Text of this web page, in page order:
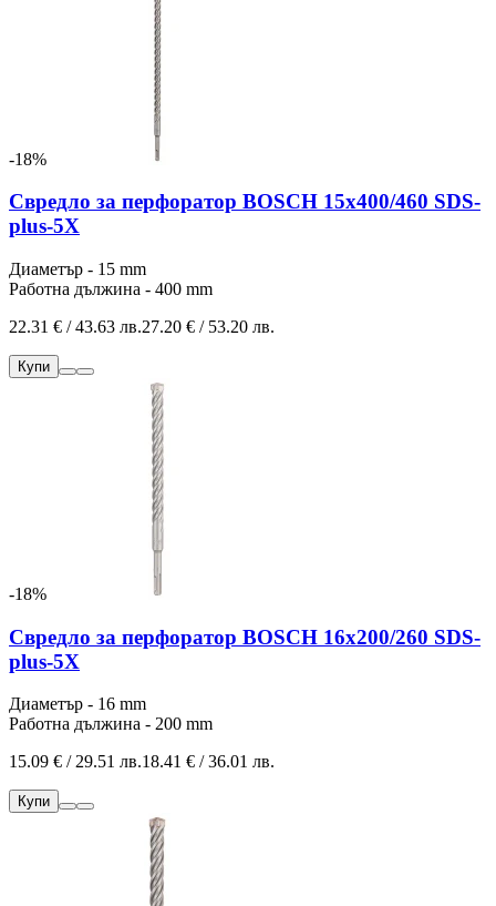
-18%
Свредло за перфоратор BOSCH 15x400/460 SDS-
plus-5Х
Диаметър - 15 mm
Работна дължина - 400 mm
22.31 € / 43.63 лв.27.20 € / 53.20 лв.
Купи
-18%
Свредло за перфоратор BOSCH 16x200/260 SDS-
plus-5Х
Диаметър - 16 mm
Работна дължина - 200 mm
15.09 € / 29.51 лв.18.41 € / 36.01 лв.
Купи